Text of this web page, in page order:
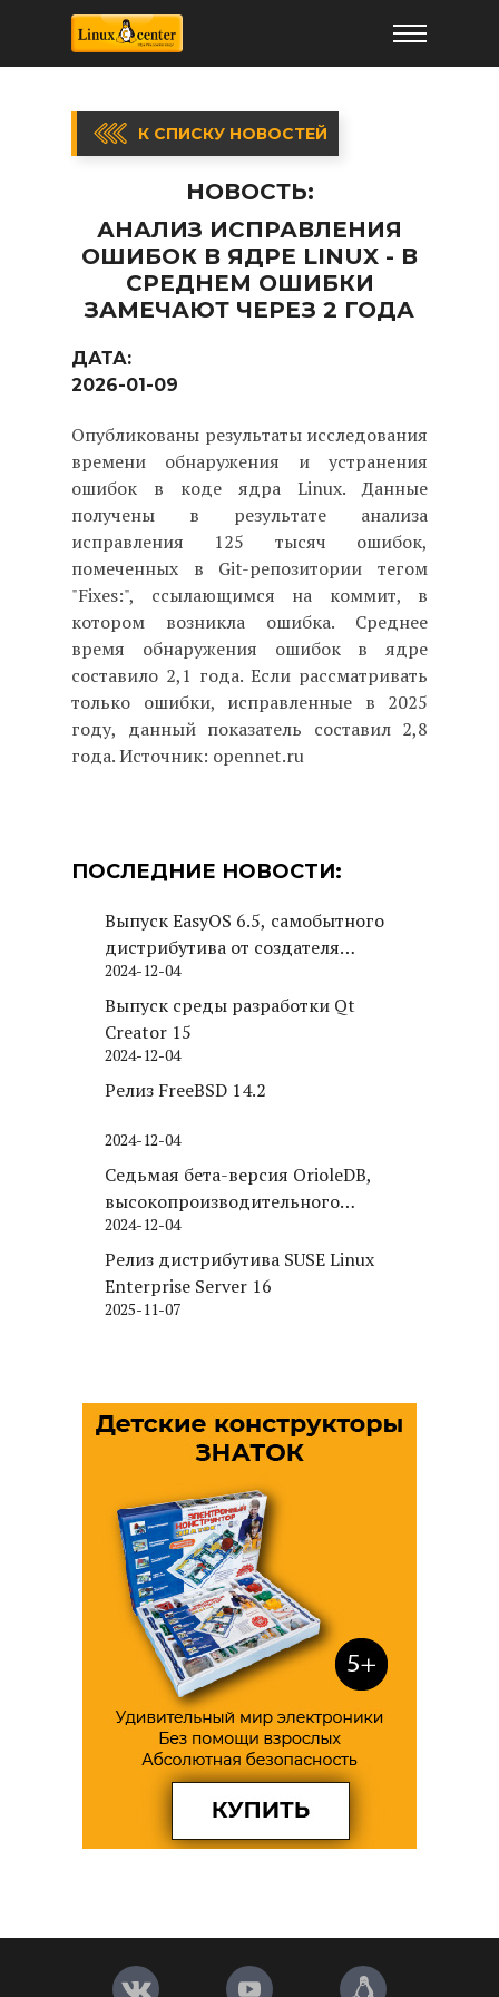
К СПИСКУ НОВОСТЕЙ
НОВОСТЬ:
АНАЛИЗ ИСПРАВЛЕНИЯ
ОШИБОК В ЯДРЕ LINUX - В
СРЕДНЕМ ОШИБКИ
ЗАМЕЧАЮТ ЧЕРЕЗ 2 ГОДА
ДАТА:
2026-01-09
Опубликованы результаты исследования
времени обнаружения и устранения
ошибок в коде ядра Linux. Данные
получены в результате анализа
исправления 125 тысяч ошибок,
помеченных в Git-репозитории тегом
"Fixes:", ссылающимся на коммит, в
котором возникла ошибка. Среднее
время обнаружения ошибок в ядре
составило 2,1 года. Если рассматривать
только ошибки, исправленные в 2025
году, данный показатель составил 2,8
года. Источник: opennet.ru
ПОСЛЕДНИЕ НОВОСТИ:
Выпуск EasyOS 6.5, самобытного
дистрибутива от создателя
Puppy Linux
2024-12-04
Выпуск среды разработки Qt
Creator 15
2024-12-04
Релиз FreeBSD 14.2
2024-12-04
Седьмая бета-версия OrioleDB,
высокопроизводительного
движка хранения для PostgreSQL
2024-12-04
Релиз дистрибутива SUSE Linux
Enterprise Server 16
2025-11-07